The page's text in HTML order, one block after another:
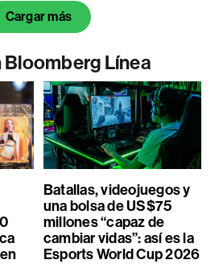
Cargar más
Bloomberg Línea
Batallas, videojuegos y
una bolsa de US$75
millones “capaz de
cambiar vidas”: así es la
Esports World Cup 2026